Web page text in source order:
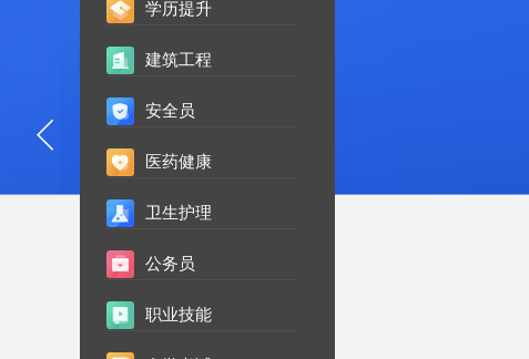
学历提升
建筑工程
安全员
医药健康
卫生护理
公务员
职业技能